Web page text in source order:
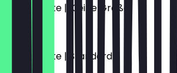
Vanille Latte | Kleine Größe
5,70 €
Vanille Latte | Standard